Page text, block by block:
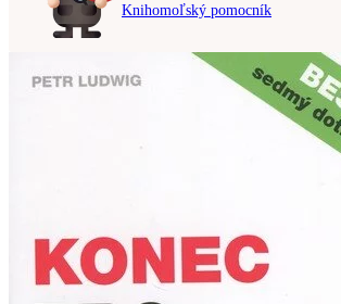
Knihomoľský pomocník